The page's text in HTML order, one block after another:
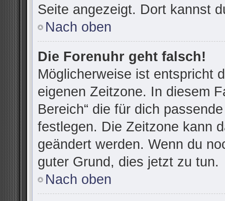
Seite angezeigt. Dort kannst
Nach oben
Die Forenuhr geht falsch!
Möglicherweise ist entspricht
eigenen Zeitzone. In diesem
Bereich“ die für dich
festlegen. Die Zeitzone kann
geändert werden. Wenn du
guter Grund, dies jetzt zu tun.
Nach oben